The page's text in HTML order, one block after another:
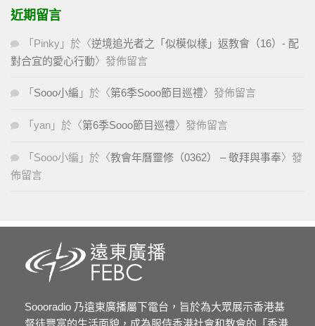
近期留言
「 Pinky 」於〈逆境追光者之「似模似樣」返教會（16）- 配
對合宜的愛心行動〉發佈留言
「 Sooo小編 」於〈第6季Sooo節目巡禮〉發佈留言
「 yan 」於〈第6季Sooo節目巡禮〉發佈留言
「 Sooo小編 」於〈教會年曆靈修（0362） – 敬拜與事奉〉發
佈留言
Soooradio 乃遠東廣播屬下電台，旨於為大眾展示香港基
督徒豐富的生活面貌，成為服侍香港社會和教會的「香港